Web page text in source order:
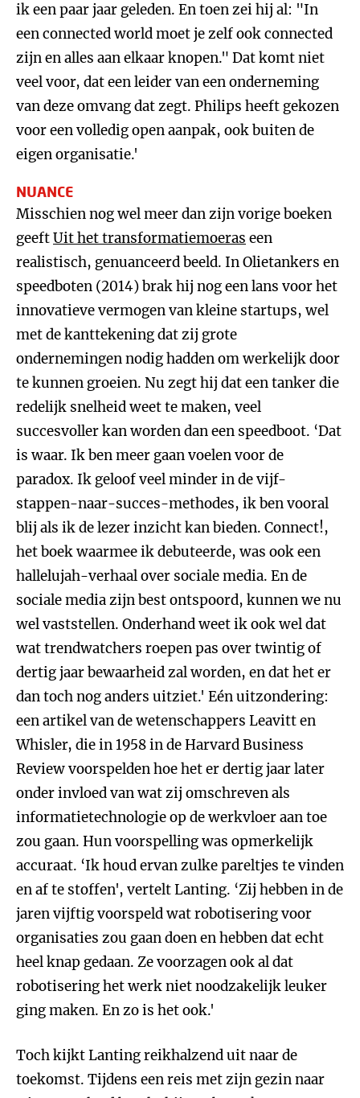
ik een paar jaar geleden. En toen zei hij al: "In
een connected world moet je zelf ook connected
zijn en alles aan elkaar knopen." Dat komt niet
veel voor, dat een leider van een onderneming
van deze omvang dat zegt. Philips heeft gekozen
voor een volledig open aanpak, ook buiten de
eigen organisatie.'
NUANCE
Misschien nog wel meer dan zijn vorige boeken
geeftUit het transformatiemoeras een
realistisch, genuanceerd beeld. In Olietankers en
speedboten (2014) brak hij nog een lans voor het
innovatieve vermogen van kleine startups, wel
met de kanttekening dat zij grote
ondernemingen nodig hadden om werkelijk door
te kunnen groeien. Nu zegt hij dat een tanker die
redelijk snelheid weet te maken, veel
succesvoller kan worden dan een speedboot. ‘Dat
is waar. Ik ben meer gaan voelen voor de
paradox. Ik geloof veel minder in de vijf-
stappen-naar-succes-methodes, ik ben vooral
blij als ik de lezer inzicht kan bieden. Connect!,
het boek waarmee ik debuteerde, was ook een
hallelujah-verhaal over sociale media. En de
sociale media zijn best ontspoord, kunnen we nu
wel vaststellen. Onderhand weet ik ook wel dat
wat trendwatchers roepen pas over twintig of
dertig jaar bewaarheid zal worden, en dat het er
dan toch nog anders uitziet.' Eén uitzondering:
een artikel van de wetenschappers Leavitt en
Whisler, die in 1958 in de Harvard Business
Review voorspelden hoe het er dertig jaar later
onder invloed van wat zij omschreven als
informatietechnologie op de werkvloer aan toe
zou gaan. Hun voorspelling was opmerkelijk
accuraat. ‘Ik houd ervan zulke pareltjes te vinden
en af te stoffen', vertelt Lanting. ‘Zij hebben in de
jaren vijftig voorspeld wat robotisering voor
organisaties zou gaan doen en hebben dat echt
heel knap gedaan. Ze voorzagen ook al dat
robotisering het werk niet noodzakelijk leuker
ging maken. En zo is het ook.'
Toch kijkt Lanting reikhalzend uit naar de
toekomst. Tijdens een reis met zijn gezin naar